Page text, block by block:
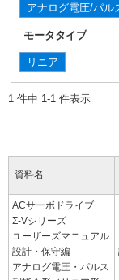
アナログ電圧/パル
モータタイプ
リニア
1 件中 1-1 件表示
資料名
ACサーボドライブ
Σ-Vシリーズ
ユーザーズマニュアル
設計・保守編
アナログ電圧・パルス